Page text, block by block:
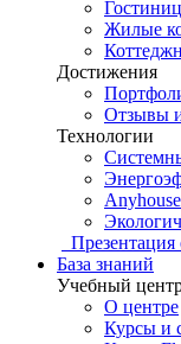
Жилые
Достижения
Отзывы
Технологии
База знаний
Учебный
О центре
Курсы и